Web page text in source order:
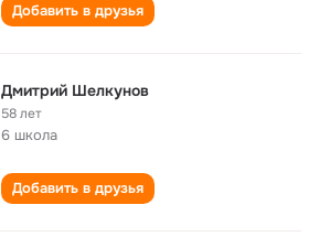
Добавить в друзья
Дмитрий Шелкунов
58 лет
6 школа
Добавить в друзья